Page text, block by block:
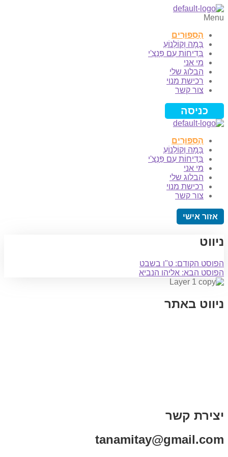
Menu
הַסִּפּוּרִים
בָּמָה וְקוֹלְנוֹעַ
בְּדִיחוֹת עִם פַּנְצִ'י
מי אני
הבלוג שלי
רכישת מנוי
צור קשר
כניסה
הַסִּפּוּרִים
בָּמָה וְקוֹלְנוֹעַ
בְּדִיחוֹת עִם פַּנְצִ'י
מי אני
הבלוג שלי
רכישת מנוי
צור קשר
אזור אישי
ניווט
הפוסט הקודם: ט"ו בשבט
הפוסט הבא: אליהו הנביא
ניווט באתר
יצירת קשר
tanamitay@gmail.com